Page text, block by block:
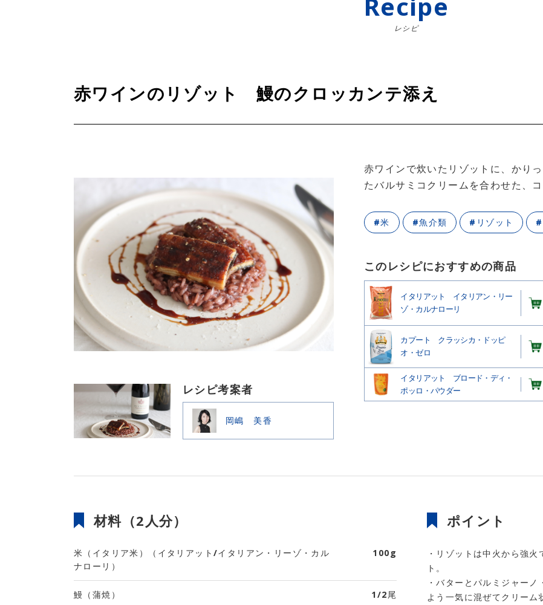
レシピ
赤ワインのリゾット 鰻のクロッカンテ添え
赤ワインで炊いたリゾットに、かり
たバルサミコクリームを合わせた、
#米 #魚介類 #リゾット
このレシピにおすすめの商品
イタリアット イタリアン・リー
ゾ・カルナローリ
カプート クラッシカ・ドッピ
オ・ゼロ
イタリアット ブロード・ディ・
ポッロ・パウダー
レシピ考案者
岡嶋 美香
材料（2人分）
米（イタリア米）（イタリアット/イタリアン・リーゾ・カル
ナローリ）
100g
鰻（蒲焼） 1/2尾
ポイント
・リゾットは中火から強
ト。
・バターとパルミジャー
よう一気に混ぜてクリーム